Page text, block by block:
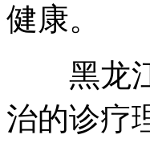
健康。
黑龙江
治的诊疗